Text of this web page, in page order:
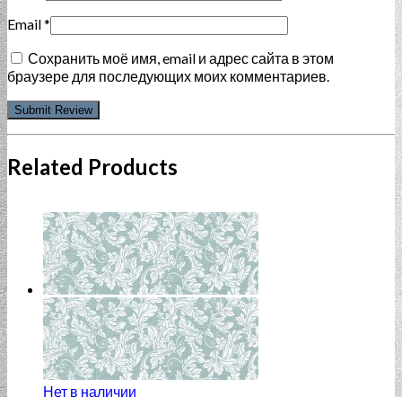
Email*
Сохранить моё имя, email и адрес сайта в этом
браузере для последующих моих комментариев.
Related Products
Нет в наличии